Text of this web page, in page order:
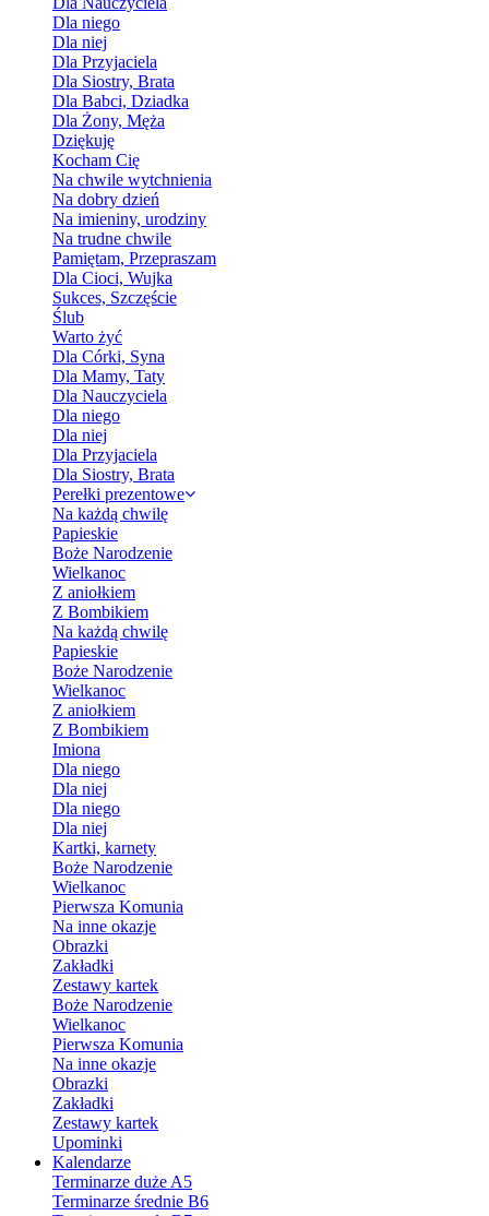
Dla niego
Dla niej
Dla Przyjaciela
Dla Siostry, Brata
Dla Babci, Dziadka
Dla Żony, Męża
Dziękuję
Kocham Cię
Na chwile wytchnienia
Na dobry dzień
Na imieniny, urodziny
Na trudne chwile
Pamiętam, Przepraszam
Dla Cioci, Wujka
Sukces, Szczęście
Ślub
Warto żyć
Dla Córki, Syna
Dla Mamy, Taty
Dla Nauczyciela
Dla niego
Dla niej
Dla Przyjaciela
Dla Siostry, Brata
Perełki prezentowe
Na każdą chwilę
Papieskie
Boże Narodzenie
Wielkanoc
Z aniołkiem
Z Bombikiem
Na każdą chwilę
Papieskie
Boże Narodzenie
Wielkanoc
Z aniołkiem
Z Bombikiem
Imiona
Dla niego
Dla niej
Dla niego
Dla niej
Kartki, karnety
Boże Narodzenie
Wielkanoc
Pierwsza Komunia
Na inne okazje
Obrazki
Zakładki
Zestawy kartek
Boże Narodzenie
Wielkanoc
Pierwsza Komunia
Na inne okazje
Obrazki
Zakładki
Zestawy kartek
Upominki
Kalendarze
Terminarze duże A5
Terminarze średnie B6